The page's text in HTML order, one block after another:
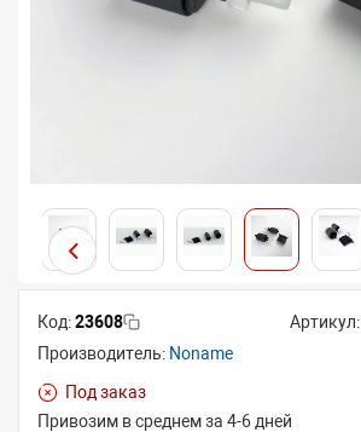
Код:23608 Артикул:
Производитель: Noname
Под заказ
Привозим в среднем за 4-6 дней